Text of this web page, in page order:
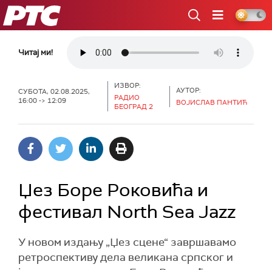
РТС
Читај ми!
СУБОТА, 02.08.2025,
16:00 -> 12:09
ИЗВОР:
РАДИО
БЕОГРАД 2
АУТОР:
ВОЈИСЛАВ ПАНТИЋ
Џез Боре Роковића и
фестивал North Sea Jazz
У новом издању „Џез сцене“ завршавамо
ретроспективу дела великана српског и